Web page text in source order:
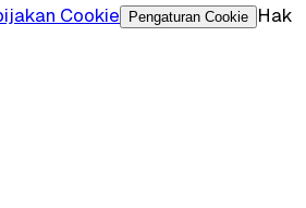
Cookie Pengaturan Cookie
Hak